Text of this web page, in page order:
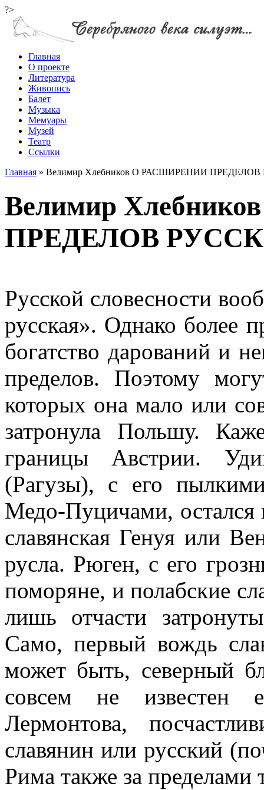
?>
Главная
О проекте
Литература
Живопись
Балет
Музыка
Мемуары
Музей
Театр
Ссылки
Главная » Велимир Хлебников О РАСШИРЕНИИ
Велимир
ПРЕДЕЛОВ
Русской словесности
русская». Однако более
богатство дарований и
пределов. Поэтому
которых она мало или
затронула Польшу.
границы Австрии.
(Рагузы), с его
Медо-Пуцичами, остался
славянская Генуя или
русла. Рюген, с его
поморяне, и полабские
лишь отчасти
Само, первый вождь
может быть, северный
совсем не известен
Лермонтова,
славянин или русский
Рима также за пределами